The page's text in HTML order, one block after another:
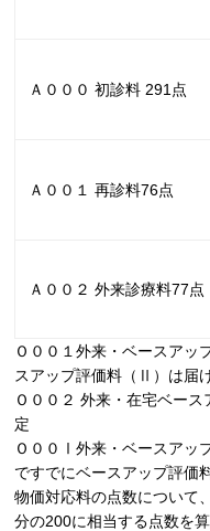
Ａ０００ 初診料 291 点
Ａ００１ 再診料76点
Ａ００２ 外来診療料77点
Ｏ００１外来・ベースア
スアップ評価料（Ⅱ）は届
Ｏ００２ 外来・在宅ベー
定
Ｏ００Ⅰ外来・ベースアッ
ですでにベースアップ評価
物価対応料の点数について
分の200に相当する点数を